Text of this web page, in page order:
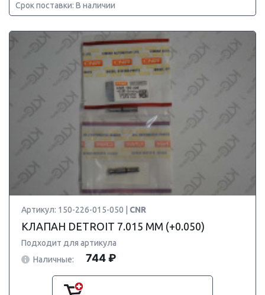
Срок поставки: В наличии
Артикул: 150-226-015-050 | CNR
КЛАПАН DETROIT 7.015 ММ (+0.050)
Подходит для артикула
Наличные:
744 ₽